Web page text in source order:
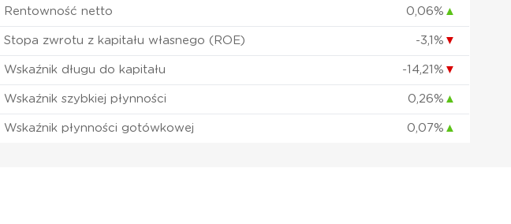
Rentowność netto 0,06% ▲
Stopa zwrotu z kapitału własnego (ROE) -3,1% ▼
Wskaźnik długu do kapitału -14,21% ▼
Wskaźnik szybkiej płynności 0,26% ▲
Wskaźnik płynności gotówkowej 0,07% ▲